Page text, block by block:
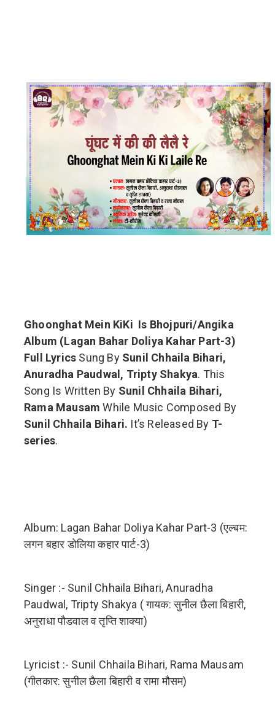
Ghoonghat Mein KiKi Is Bhojpuri/Angika
Album (Lagan Bahar Doliya Kahar Part-3)
Full Lyrics Sung By Sunil Chhaila Bihari,
Anuradha Paudwal, Tripty Shakya. This
Song Is Written By Sunil Chhaila Bihari,
Rama Mausam While Music Composed By
Sunil Chhaila Bihari. It’s Released By T-
series.
Album: Lagan Bahar Doliya Kahar Part-3 (एल्बम:
लगन बहार डोलिया कहार पार्ट-3)
Singer :- Sunil Chhaila Bihari, Anuradha
Paudwal, Tripty Shakya ( गायक: सुनील छैला बिहारी,
अनुराधा पौडवाल व तृप्ति शाक्या)
Lyricist :- Sunil Chhaila Bihari, Rama Mausam
(गीतकार: सुनील छैला बिहारी व रामा मौसम)